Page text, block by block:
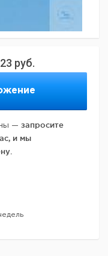
руб.
— запросите
и мы